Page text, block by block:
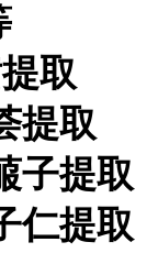
取
提取
子提取
仁提取